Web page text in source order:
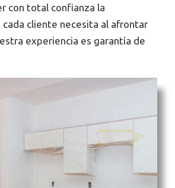
con total confianza la
cliente necesita al afrontar
experiencia es garantía de